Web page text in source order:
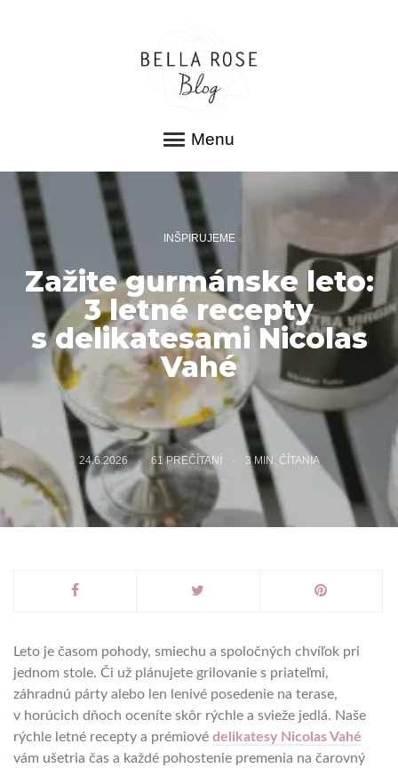
Menu
INŠPIRUJEME
Zažite gurmánske leto:
3 letné recepty
s delikatesami Nicolas
Vahé
24.6.2026 61 PREČÍTANÍ 3MIN. ČÍTANIA
Leto je časom pohody, smiechu a spoločných chvíľok pri
jednom stole. Či už plánujete grilovanie s priateľmi,
záhradnú párty alebo len lenivé posedenie na terase,
v horúcich dňoch oceníte skôr rýchle a svieže jedlá. Naše
rýchle letné recepty a prémiové delikatesy Nicolas Vahé
vám ušetria čas a každé pohostenie premenia na čarovný